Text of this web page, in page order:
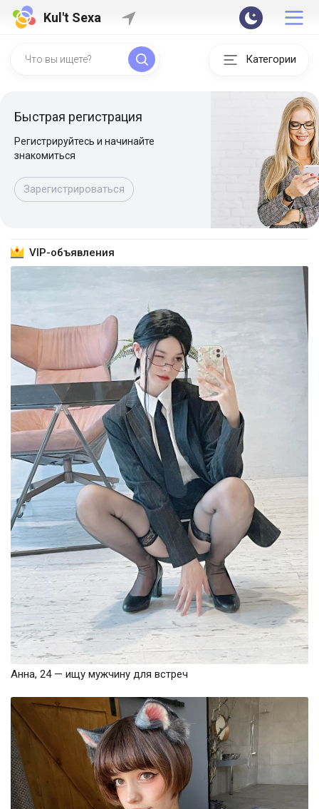
Kul't Sexa
Категории
Быстрая регистрация
Регистрируйтесь и начинайте
знакомиться
Зарегистрироваться
VIP-объявления
Анна, 24 — ищу мужчину для встреч